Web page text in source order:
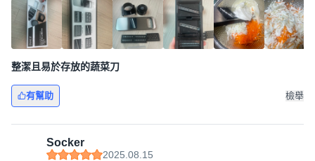
整潔且易於存放的蔬菜刀
有幫助 檢舉
Socker
2025.08.15